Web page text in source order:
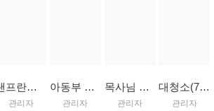
샌프란시스코마라톤대회, 용하 2돌잔치(7/26)
관리자
아동부 미끄럼틀 설치(7/19)
관리자
목사님 생신, 노숙인봉사(7/12)
관리자
대청소(7/5)
관리자